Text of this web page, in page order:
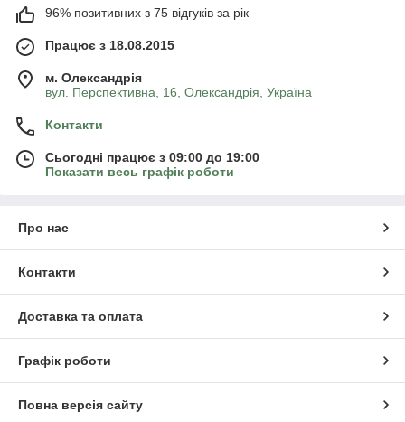
96% позитивних з 75 відгуків за рік
Працює з 18.08.2015
м. Олександрія
вул. Перспективна, 16, Олександрія, Україна
Контакти
Сьогодні працює з 09:00 до 19:00
Показати весь графік роботи
Про нас
Контакти
Доставка та оплата
Графік роботи
Повна версія сайту